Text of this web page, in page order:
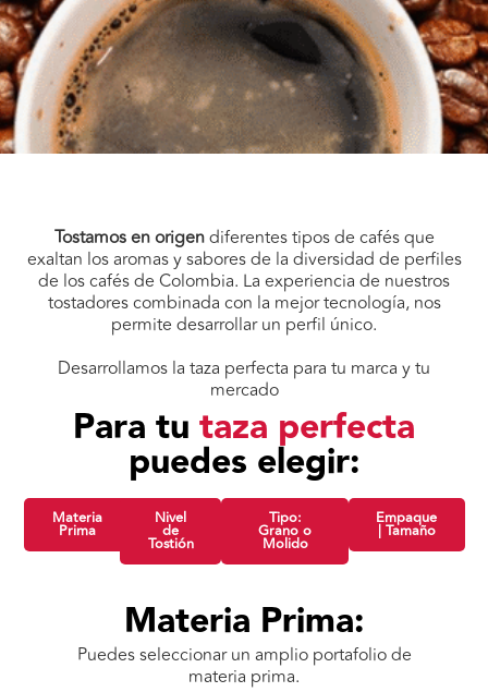
Tostamos en origendiferentes tipos de cafés que
exaltan los aromas y sabores de la diversidad de perfiles
de los cafés de Colombia. La experiencia de nuestros
tostadores combinada con la mejor tecnología, nos
permite desarrollar un perfil único.
Desarrollamos la taza perfecta para tu marca y tu
mercado
Para tutaza perfecta
puedes elegir:
Materia
Prima
Nivel
de
Tostión
Tipo:
Grano o
Molido
Empaque
| Tamaño
Materia Prima:
Puedes seleccionar un amplio portafolio de
materia prima.